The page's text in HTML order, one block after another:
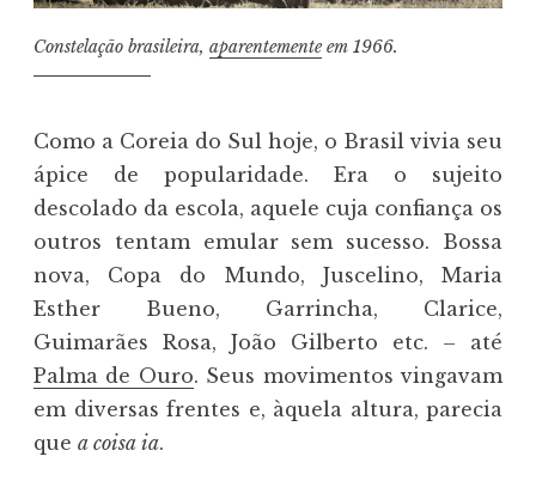
Constelação brasileira, aparentementeem 1966.
Como a Coreia do Sul hoje, o Brasil vivia seu
ápice de popularidade. Era o sujeito
descolado da escola, aquele cuja confiança os
outros tentam emular sem sucesso. Bossa
nova, Copa do Mundo, Juscelino, Maria
Esther Bueno, Garrincha, Clarice,
Guimarães Rosa, João Gilberto etc. – até
Palma de Ouro. Seus movimentos vingavam
em diversas frentes e, àquela altura, parecia
que a coisa ia.